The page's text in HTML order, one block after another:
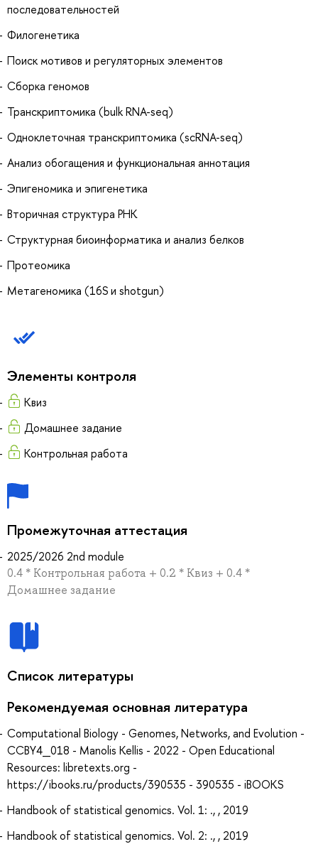
последовательностей
Филогенетика
Поиск мотивов и регуляторных элементов
Сборка геномов
Транскриптомика (bulk RNA-seq)
Одноклеточная транскриптомика (scRNA-seq)
Анализ обогащения и функциональная аннотация
Эпигеномика и эпигенетика
Вторичная структура РНК
Структурная биоинформатика и анализ белков
Протеомика
Метагеномика (16S и shotgun)
Элементы контроля
Квиз
Домашнее задание
Контрольная работа
Промежуточная аттестация
2025/2026 2nd module
0.4 * Контрольная работа + 0.2 * Квиз + 0.4 *
Домашнее задание
Список литературы
Рекомендуемая основная литература
Computational Biology - Genomes, Networks, and Evolution -
CCBY4_018 - Manolis Kellis - 2022 - Open Educational
Resources: libretexts.org -
https://ibooks.ru/products/390535 - 390535 - iBOOKS
Handbook of statistical genomics. Vol. 1: ., , 2019
Handbook of statistical genomics. Vol. 2: ., , 2019